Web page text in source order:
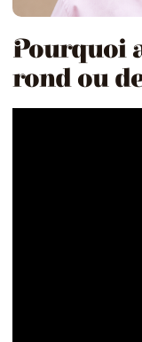
Pourquoi
rond ou